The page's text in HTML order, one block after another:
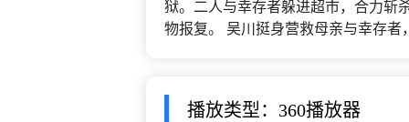
狱。二人与幸存者躲进超市，合力斩
物报复。 吴川挺身营救母亲与幸存者
播放类型：360播放器